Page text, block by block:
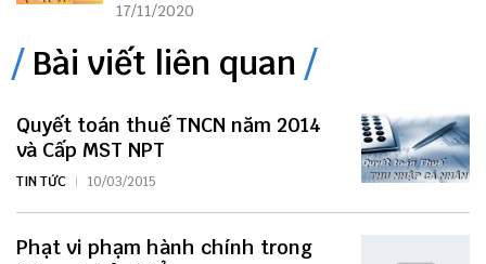
17/11/2020
Bài viết liên quan
Quyết toán thuế TNCN năm 2014
và Cấp MST NPT
TIN TỨC 10/03/2015
Phạt vi phạm hành chính trong